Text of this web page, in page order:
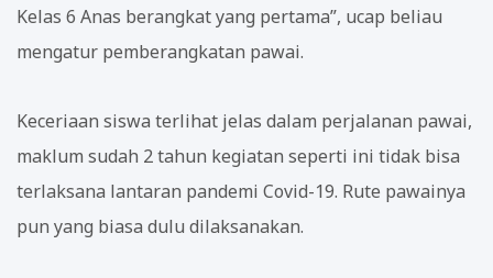
Kelas 6 Anas berangkat yang pertama”, ucap beliau
mengatur pemberangkatan pawai.
Keceriaan siswa terlihat jelas dalam perjalanan pawai,
maklum sudah 2 tahun kegiatan seperti ini tidak bisa
terlaksana lantaran pandemi Covid-19. Rute pawainya
pun yang biasa dulu dilaksanakan.